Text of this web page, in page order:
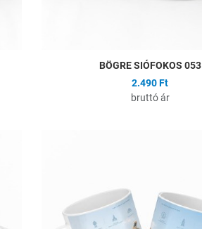
BÖGRE SIÓFOKOS 053
2.490 Ft
bruttó ár
Gyors nézet